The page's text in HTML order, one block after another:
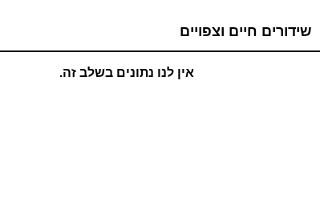
שידורים חיים וצפויים
אין לנו נתונים בשלב זה.